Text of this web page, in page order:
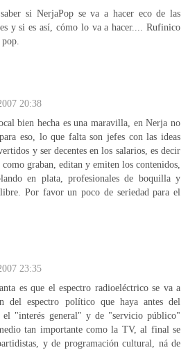
si NerjaPop se va a hacer eco de las
y si es así, cómo lo va a hacer.... Rufinico
20:38
bien hecha es una maravilla, en Nerja no
eso, lo que falta son jefes con las ideas
y ser decentes en los salarios, es decir
graban, editan y emiten los contenidos,
en plata, profesionales de boquilla y
Por favor un poco de seriedad para el
23:35
es que el espectro radioeléctrico se va a
del espectro político que haya antes del
el "interés general" y de "servicio público"
tan importante como la TV, al final se
y de programación cultural, ná de